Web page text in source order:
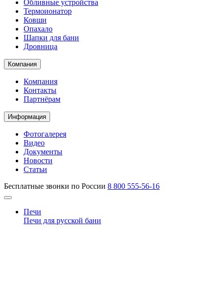
Обливные устройства
Термоионатор
Ковши
Опахало
Шапки для бани
Дровница
Компания
Компания
Контакты
Партнёрам
Информация
Фотогалерея
Видео
Документы
Новости
Статьи
Бесплатные звонки по России 8 800 555-56-16
Печи
Печи для русской бани